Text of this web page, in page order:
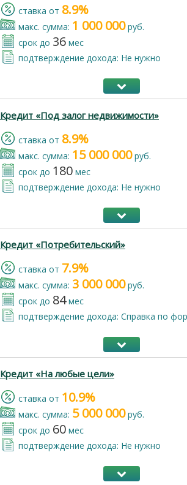
cтавка от 8.9%
макс. сумма: 1 000 000руб.
срок до 36 мес
подтверждение дохода: Не нужно
Кредит «Под залог недвижимости»
cтавка от 8.9%
макс. сумма: 15 000 000руб.
срок до 180 мес
подтверждение дохода: Не нужно
Кредит «Потребительский»
cтавка от 7.9%
макс. сумма: 3 000 000руб.
срок до 84мес
подтверждение дохода: Справка по
Кредит «На любые цели»
cтавка от 10.9%
макс. сумма: 5 000 000руб.
срок до 60 мес
подтверждение дохода: Не нужно